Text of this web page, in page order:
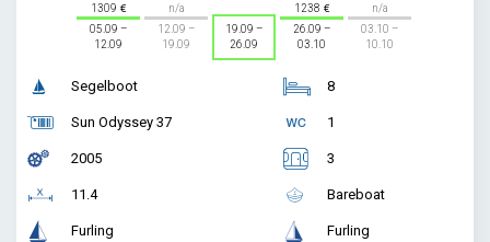
1309
05.09 –
12.09
n/a
12.09 –
19.09
19.09 –
26.09
1238
26.09 –
03.10
n/a
03.10 –
10.10
Segelboot
Sun Odyssey 37
2005
11.4
Furling
8
1
3
Bareboat
Furling